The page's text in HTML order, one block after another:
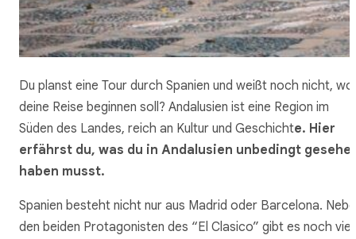
Du planst eine Tour durch Spanien und weißt noch nicht, wo
deine Reise beginnen soll? Andalusien ist eine Region im
Süden des Landes, reich an Kultur und Geschichte. Hier
erfährst du, was du in Andalusien unbedingt
haben musst.
Spanien besteht nicht nur aus Madrid oder Barcelona.
den beiden Protagonisten des “El Clasico” gibt es noch viel